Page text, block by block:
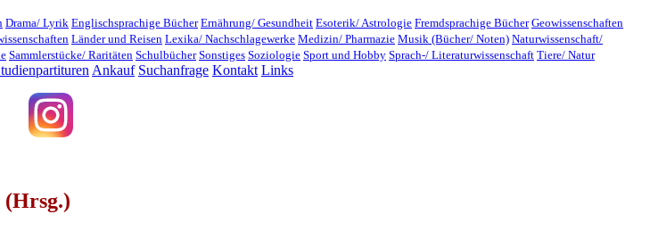
Drama/ Lyrik Englischsprachige Bücher Ernährung/ Gesundheit Esoterik/ Astrologie Fremdsprachige Bücher Geowissenschaften
Länder und Reisen Lexika/ Nachschlagewerke Medizin/ Pharmazie Musik (Bücher/ Noten) Naturwissenschaft/
Sammlerstücke/ Raritäten Schulbücher Sonstiges Soziologie Sport und Hobby Sprach-/ Literaturwissenschaft Tiere/ Natur
Ankauf Suchanfrage Kontakt Links
(Hrsg.)